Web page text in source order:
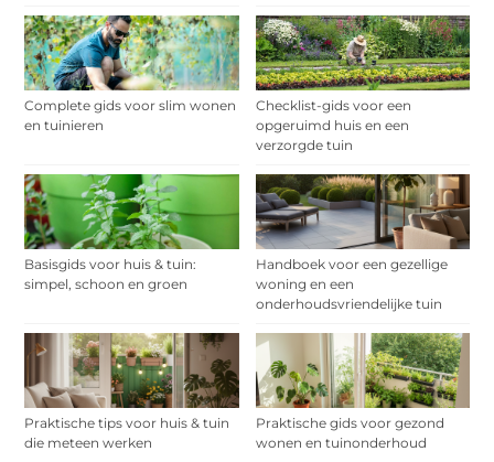
Complete gids voor slim wonen
en tuinieren
Checklist-gids voor een
opgeruimd huis en een
verzorgde tuin
Basisgids voor huis & tuin:
simpel, schoon en groen
Handboek voor een gezellige
woning en een
onderhoudsvriendelijke tuin
Praktische tips voor huis & tuin
die meteen werken
Praktische gids voor gezond
wonen en tuinonderhoud